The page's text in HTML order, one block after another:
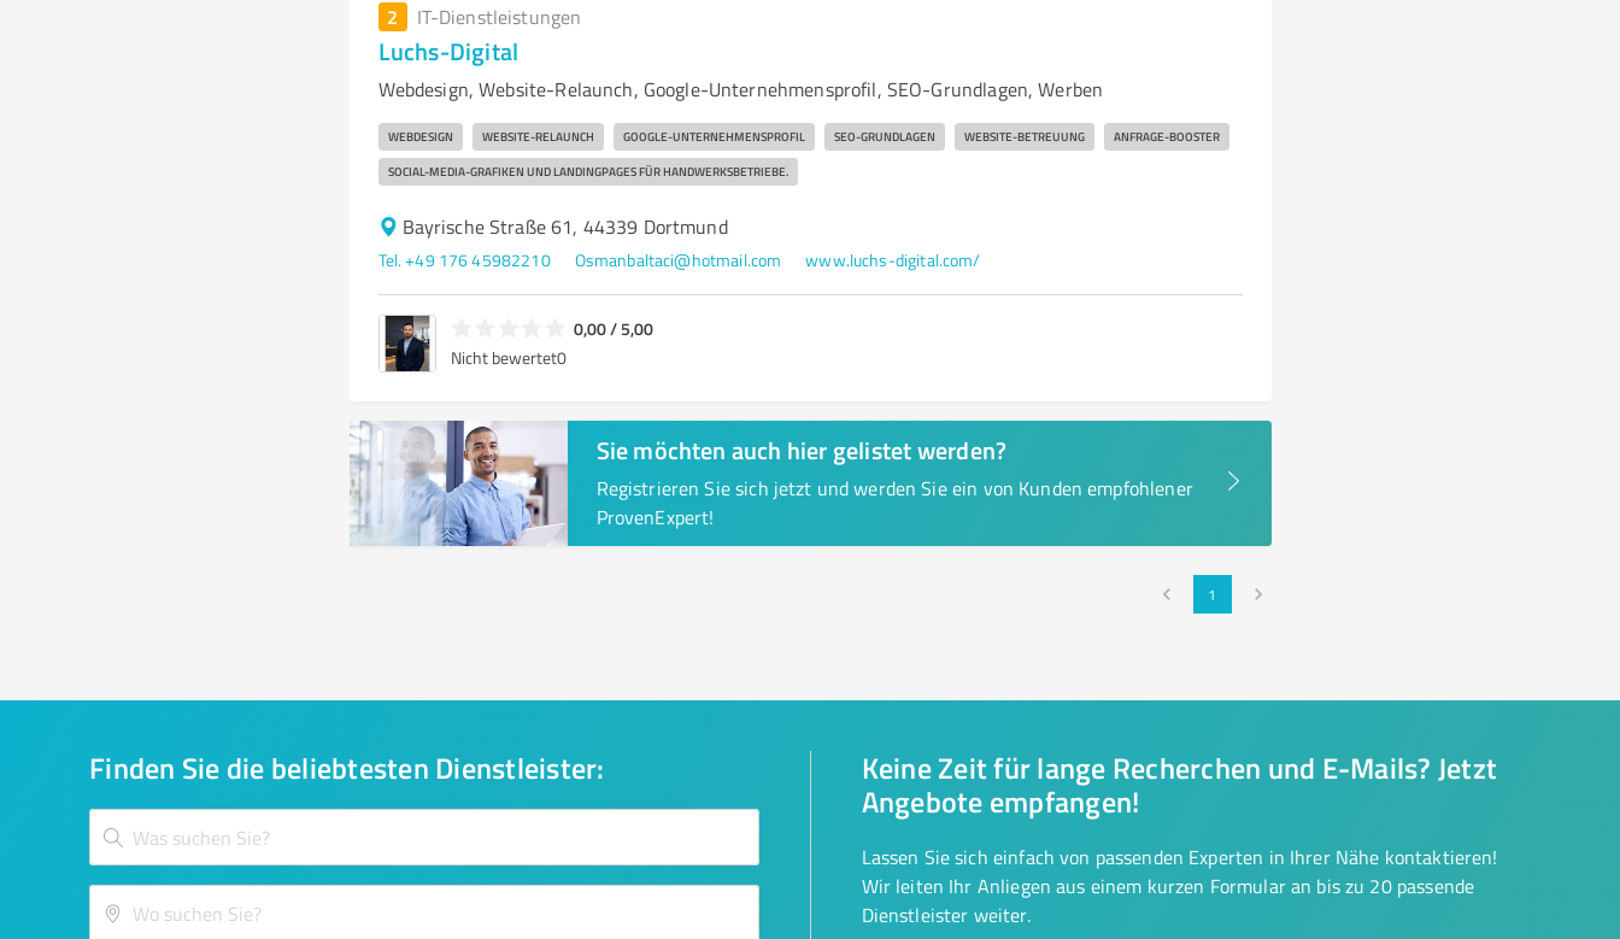
2 IT-Dienstleistungen
Luchs-Digital
Webdesign, Website-Relaunch, Google-Unternehmensprofil, SEO-Grundlagen, Werben
WEBDESIGN WEBSITE-RELAUNCH GOOGLE-UNTERNEHMENSPROFIL SEO-GRUNDLAGEN WEBSITE-BETREUUNG ANFRAGE-BOOSTER
SOCIAL-MEDIA-GRAFIKEN UND LANDINGPAGES FÜR HANDWERKSBETRIEBE.
Bayrische Straße 61, 44339 Dortmund
Tel. +49 176 45982210 Osmanbaltaci@hotmail.com www.luchs-digital.com/
0,00 / 5,00
Nicht bewertet0
Sie möchten auch hier gelistet werden?
Registrieren Sie sich jetzt und werden Sie ein von Kunden empfohlener
ProvenExpert!
1
Finden Sie die beliebtesten Dienstleister:
Keine Zeit für lange Recherchen und E-Mails? Jetzt
Angebote empfangen!
Lassen Sie sich einfach von passenden Experten in Ihrer Nähe kontaktieren!
Wir leiten Ihr Anliegen aus einem kurzen Formular an bis zu 20 passende
Dienstleister weiter.